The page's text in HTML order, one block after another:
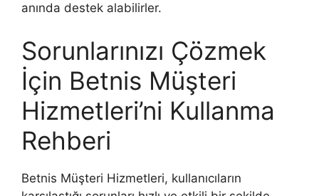
anında destek alabilirler.
Sorunlarınızı Çözmek
İçin Betnis Müşteri
Hizmetleri’ni Kullanma
Rehberi
Betnis Müşteri Hizmetleri, kullanıcıların